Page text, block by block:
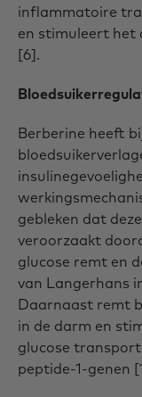
inflammatoire
en stimuleert
[6].
Berberine heeft
gebleken dat
veroorzaakt
glucose remt en
van Langerhans
Daarnaast remt
in de darm en
glucose
peptide-1-genen